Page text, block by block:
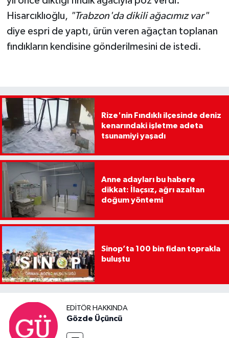
Hisarcıklıoğlu, "Trabzon'da dikili ağacımız var"
diye espri de yaptı, ürün veren ağaçtan toplanan
fındıkların kendisine gönderilmesini de istedi.
Rize'nin Fındıklı ilçesinde deniz
kenarındaki işletme adeta
tsunamiyi yaşadı
Anne adayları bu habere
dikkat: İlaçsız, ağrı azaltan
doğum yöntemi
Sinop’ta 100 bin fidan toprakla
buluştu
EDITÖR HAKKINDA
Gözde Üçüncü